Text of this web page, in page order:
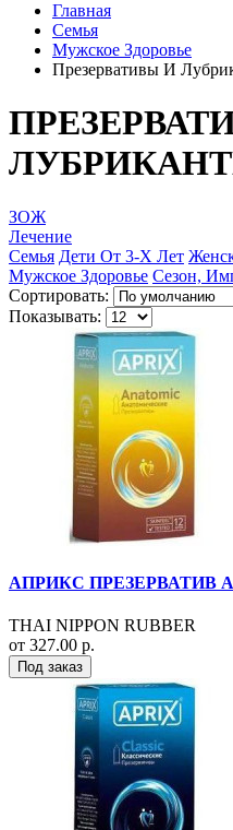
Главная
Семья
Мужское Здоровье
Презервативы И
ЗОЖ
Лечение
Семья Дети От 3-Х Лет
Мужское Здоровье Сезон,
Сортировать:
Показывать:
АПРИКС ПРЕЗЕРВАТИВ
THAI NIPPON RUBBER
от 327.00 р.
Под заказ